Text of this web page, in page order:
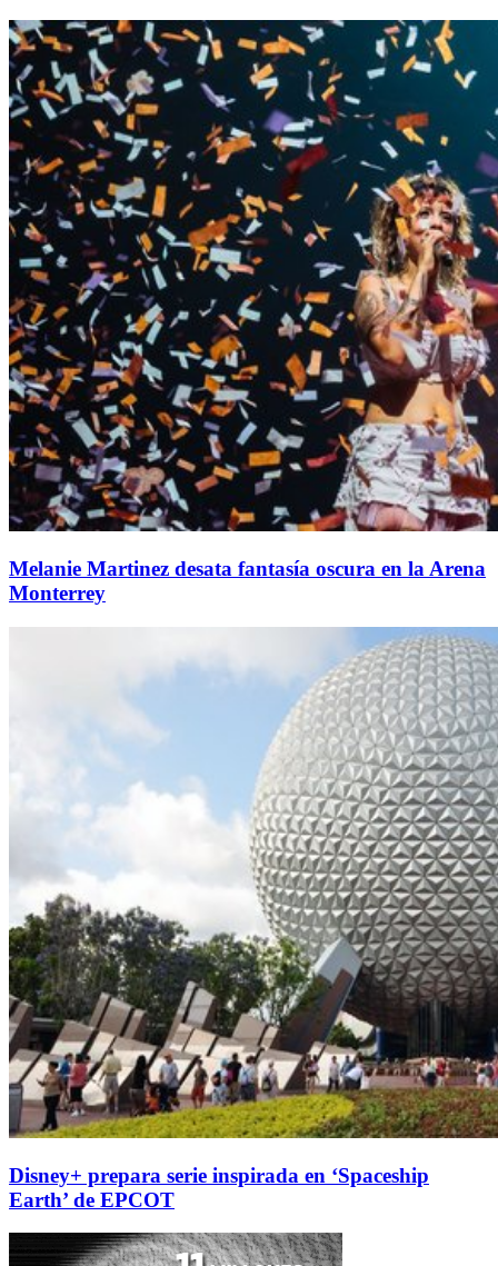
Melanie Martinez desata fantasía oscura en la Arena
Monterrey
Disney+ prepara serie inspirada en ‘Spaceship
Earth’ de EPCOT